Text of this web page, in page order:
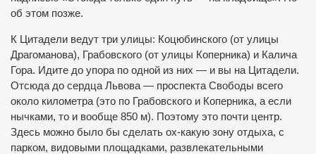
об этом позже.
К Цитадели ведут три улицы: Коцюбинского (от улицы
Драгоманова), Грабовского (от улицы Коперника) и Калича
Гора. Идите до упора по одной из них — и вы на Цитадели.
Отсюда до сердца Львова — проспекта Свободы всего
около километра (это по Грабовского и Коперника, а если
нычками, то и вообще 850 м). Поэтому это почти центр.
Здесь можно было бы сделать ох-какую зону отдыха, с
парком, видовыми площадками, развлекательными